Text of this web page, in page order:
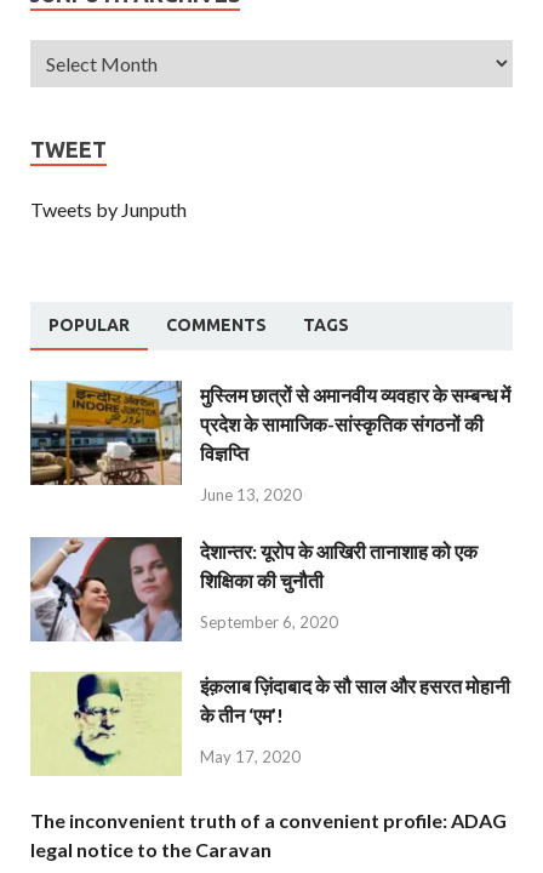
TWEET
Tweets by Junputh
POPULAR COMMENTS TAGS
मुस्लिम छात्रों से अमानवीय व्यवहार के सम्बन्ध में
प्रदेश के सामाजिक-सांस्कृतिक संगठनों की
विज्ञप्ति
June 13, 2020
देशान्‍तर: यूरोप के आखिरी तानाशाह को एक
शिक्षिका की चुनौती
September 6, 2020
इंक़लाब ज़िंदाबाद के सौ साल और हसरत मोहानी
के तीन ‘एम’!
May 17, 2020
The inconvenient truth of a convenient profile: ADAG
legal notice to the Caravan